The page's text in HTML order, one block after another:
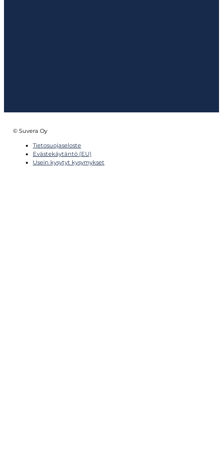
© Suvera Oy
Tietosuojaseloste
Evästekäytäntö (EU)
Usein kysytyt kysymykset